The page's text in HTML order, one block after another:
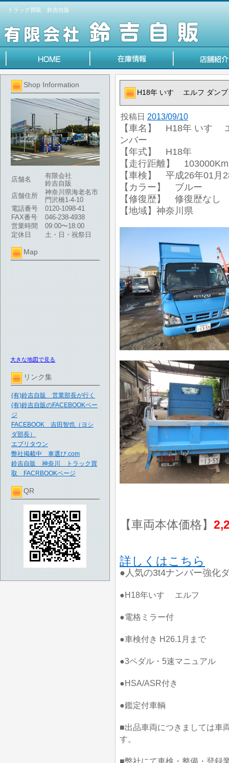
トラック買取 鈴吉自販
Shop Information
店舗名
有限会社
鈴吉自販
店舗住所
神奈川県海老名市
門沢橋1-4-10
電話番号
0120-1098-41
FAX番号
046-238-4938
営業時間
09:00〜18:00
定休日
土・日・祝祭日
Map
大きな地図で見る
リンク集
(有)鈴吉自販 営業部長が行く
(有)鈴吉自販のFACEBOOKペー
ジ
FACEBOOK 吉田智也（ヨシ
ダ部長）
エブリタウン
弊社掲載中 車選び.com
鈴吉自販 神奈川 トラック買
取 FACRBOOKページ
QR
H18年 いすゞ エルフ ダン
投稿日 2013/09/10
【車名】 H18年 いすゞ
ンバー
【年式】 H18年
【走行距離】 103000Km
【車検】 平成26年01月
【カラー】 ブルー
【修復歴】 修復歴なし
【地域】神奈川県
【車両本体価格】
詳しくはこちら
●人気の3t4ナンバー強化
●H18年いすゞ エルフ
●電格ミラー付
●車検付き H26.1月まで
●3ペダル・5速マニュアル
●HSA/ASR付き
●鑑定付車輌
■出品車両につきましては車
す。
■弊社にて車検・整備・登録